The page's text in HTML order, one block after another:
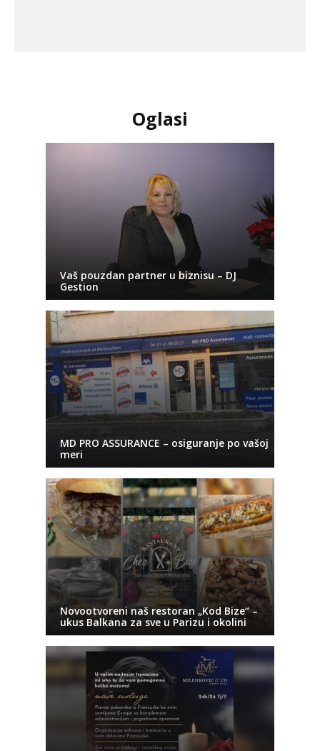
Oglasi
Vaš pouzdan partner u biznisu – DJ
Gestion
MD PRO ASSURANCE – osiguranje po vašoj
meri
Novootvoreni naš restoran „Kod Bize“ –
ukus Balkana za sve u Parizu i okolini